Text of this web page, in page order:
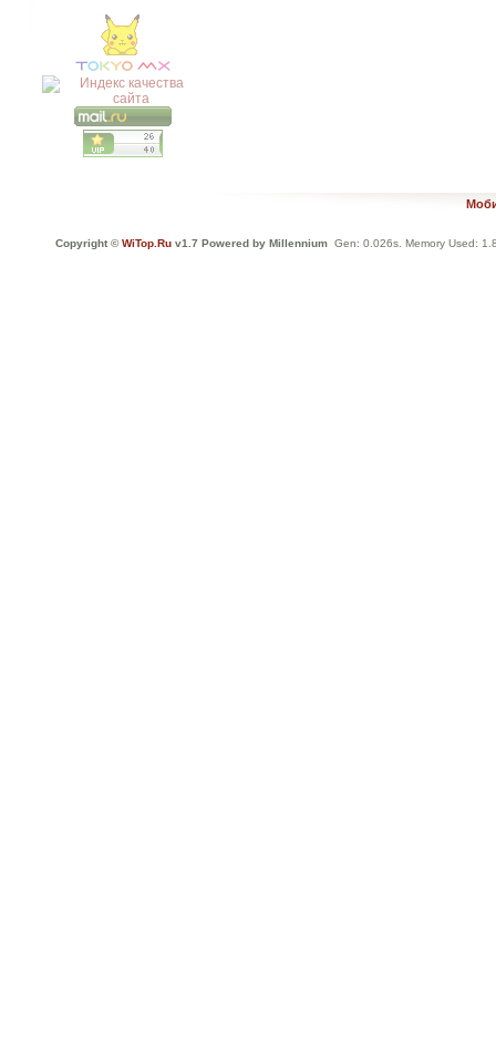
Copyright ©WiTop.Ru v1.7 Powered by Millennium Gen: 0.026s. Memory Used: